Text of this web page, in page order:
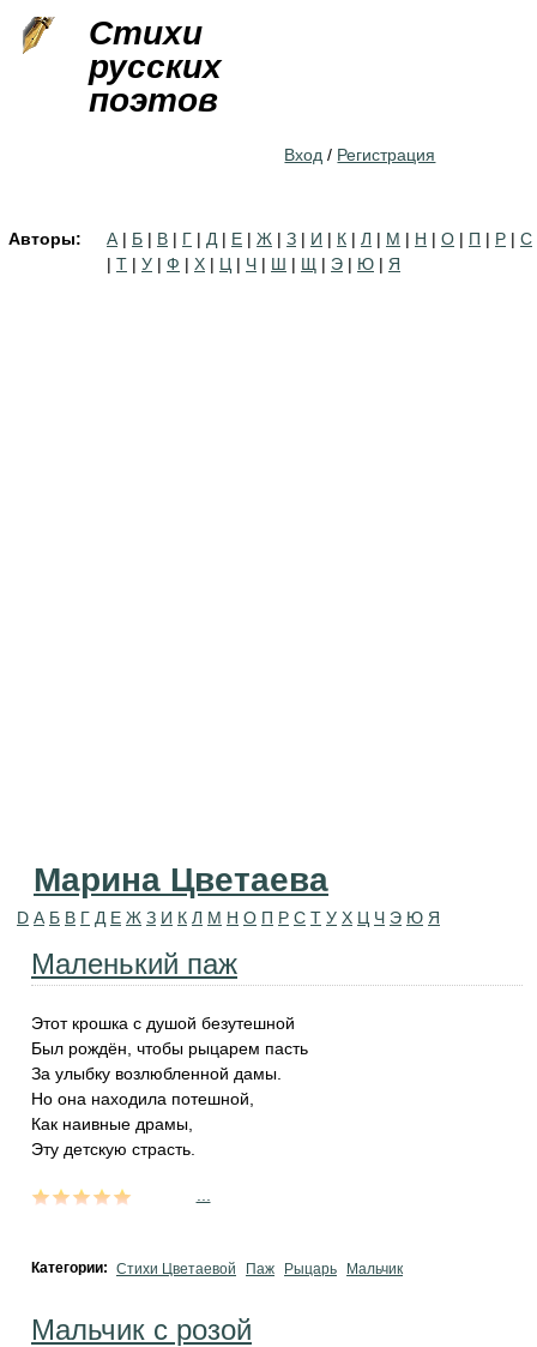
Стихи
русских
поэтов
Вход / Регистрация
Авторы: А | Б | В | Г | Д | Е | Ж | З | И | К | Л | М | Н | О | П | Р | С
| Т | У | Ф | Х | Ц | Ч | Ш | Щ | Э | Ю | Я
Марина Цветаева
D А Б В Г Д Е Ж З И К Л М Н О П Р С Т У Х Ц Ч Э Ю Я
Маленький паж
Этот крошка с душой безутешной
Был рождён, чтобы рыцарем пасть
За улыбку возлюбленной дамы.
Но она находила потешной,
Как наивные драмы,
Эту детскую страсть.
Категории: Стихи Цветаевой Паж Рыцарь Мальчик
Мальчик с розой